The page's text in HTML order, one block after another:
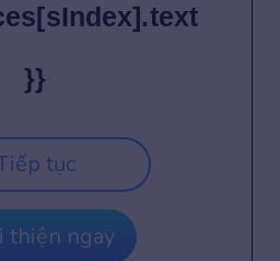
}}
tục
thiện ngay